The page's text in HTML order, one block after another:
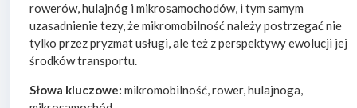
rowerów, hulajnóg i mikrosamochodów, i tym samym
uzasadnienie tezy, że mikromobilność należy postrzegać nie
tylko przez pryzmat usługi, ale też z perspektywy ewolucji jej
środków transportu.
Słowa kluczowe:mikromobilność, rower, hulajnoga,